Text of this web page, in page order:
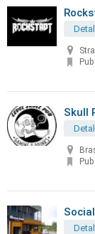
Pub
Skull
Pub